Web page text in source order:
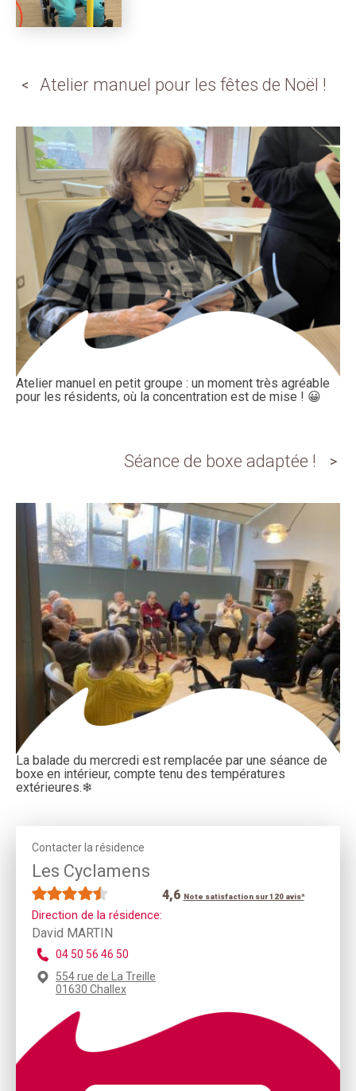
Atelier manuel pour les fêtes de Noël !
Atelier manuel en petit groupe : un moment très agréable
pour les résidents, où la concentration est de mise ! 😀
Séance de boxe adaptée !
La balade du mercredi est remplacée par une séance de
boxe en intérieur, compte tenu des températures
extérieures.❄
Contacter la résidence
Les Cyclamens
4,6 Note satisfaction sur 120 avis*
Direction de la résidence:
David MARTIN
04 50 56 46 50
554 rue de La Treille
01630 Challex